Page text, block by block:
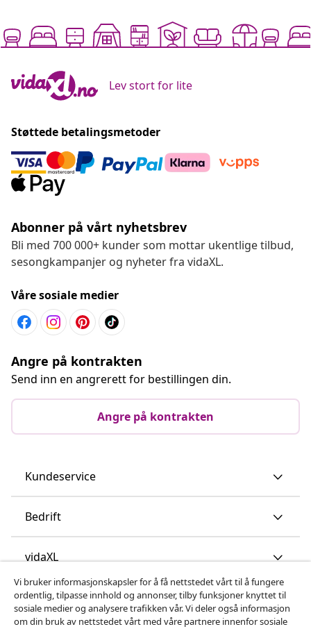
Lev stort for lite
Støttede betalingsmetoder
Abonner på vårt nyhetsbrev
Bli med 700 000+ kunder som mottar ukentlige tilbud,
sesongkampanjer og nyheter fra vidaXL.
Våre sosiale medier
Angre på kontrakten
Send inn en angrerett for bestillingen din.
Angre på kontrakten
Kundeservice
Bedrift
vidaXL
Oppdag mer
Vi bruker informasjonskapsler for å få nettstedet vårt til å fungere
ordentlig, tilpasse innhold og annonser, tilby funksjoner knyttet til
sosiale medier og analysere trafikken vår. Vi deler også informasjon
om din bruk av nettstedet vårt med våre partnere innenfor sosiale